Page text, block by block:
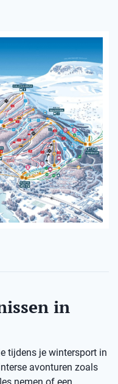
in
tijdens je wintersport in
avonturen zoals